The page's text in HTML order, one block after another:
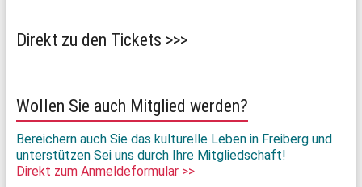
Direkt zu den Tickets >>>
Wollen Sie auch Mitglied werden?
Bereichern auch Sie das kulturelle Leben in Freiberg und
unterstützen Sei uns durch Ihre Mitgliedschaft!
Direkt zum Anmeldeformular >>